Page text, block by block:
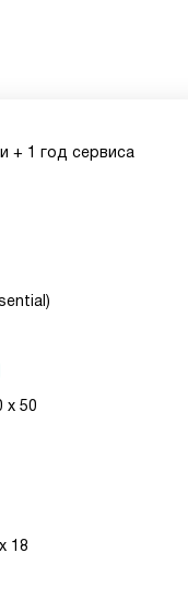
+ 1 год сервиса
x 50
18